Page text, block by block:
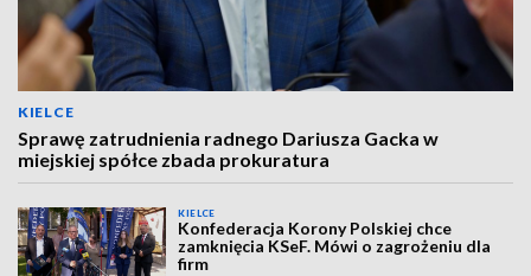
KIELCE
Sprawę zatrudnienia radnego Dariusza Gacka w
miejskiej spółce zbada prokuratura
KIELCE
Konfederacja Korony Polskiej chce
zamknięcia KSeF. Mówi o zagrożeniu dla
firm